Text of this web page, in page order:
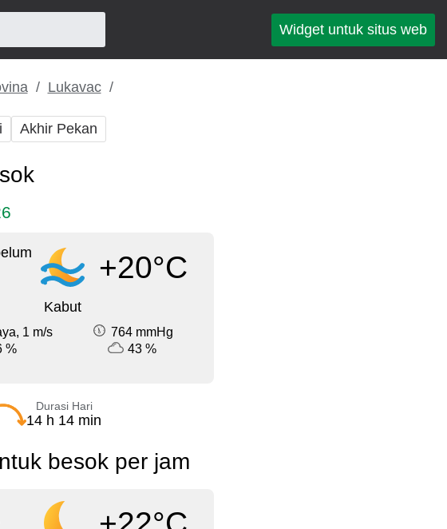
Widget untuk situs web
Lukavac
Akhir Pekan
+20°C
Kabut
1 m/s
764 mmHg
%
43 %
Durasi Hari
14 h 14 min
besok per jam